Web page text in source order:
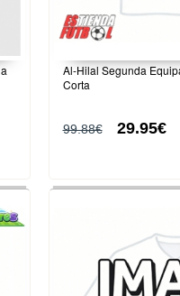
Al-Hilal Segunda
Corta
99.88€ 29.95€